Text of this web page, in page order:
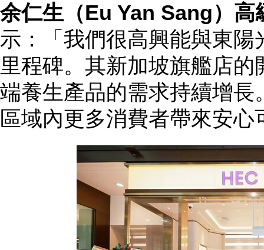
余仁生 （Eu Yan Sang）
示：「我們很高興能與東
里程碑。其新加坡旗艦店
端養生產品的需求持續增
區域內更多消費者帶來安